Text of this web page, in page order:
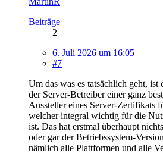
Beiträge
2
6. Juli 2026 um 16:05
#7
Um das was es tatsächlich geht, ist
der Server-Betreiber einer ganz
Aussteller eines Server-Zertifikats
welcher integral wichtig für die
ist. Das hat erstmal überhaupt
oder gar der Betriebssystem-
nämlich alle Plattformen und alle